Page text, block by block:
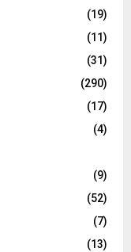
(19)
(11)
(31)
(290)
(17)
(4)
(9)
(52)
(7)
(13)